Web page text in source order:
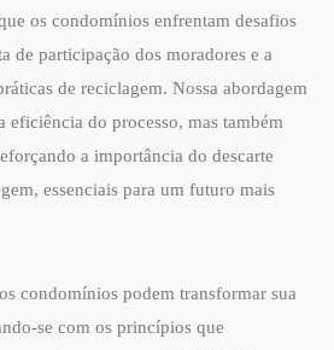
os condomínios enfrentam desafios
de participação dos moradores e a
de reciclagem. Nossa abordagem
eficiência do processo, mas também
a importância do descarte
essenciais para um futuro mais
condomínios podem transformar sua
se com os princípios que